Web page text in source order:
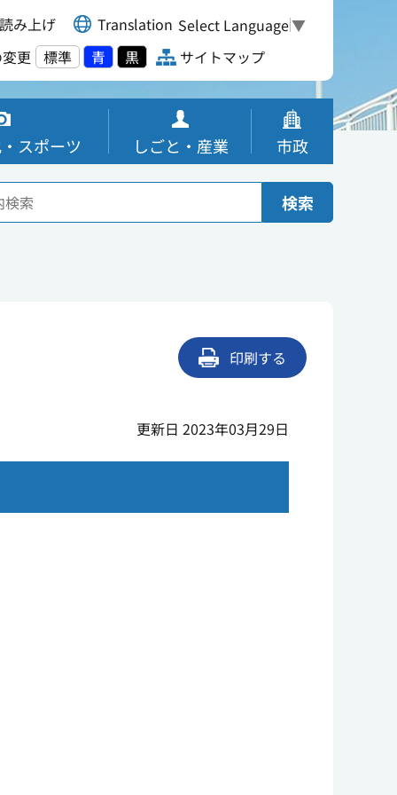
み上げ Translation Select Language▼
更
標準 青 黒 サイトマップ
スポーツ しごと・産業 市政
検索
印刷する
更新日 2023年03月29日